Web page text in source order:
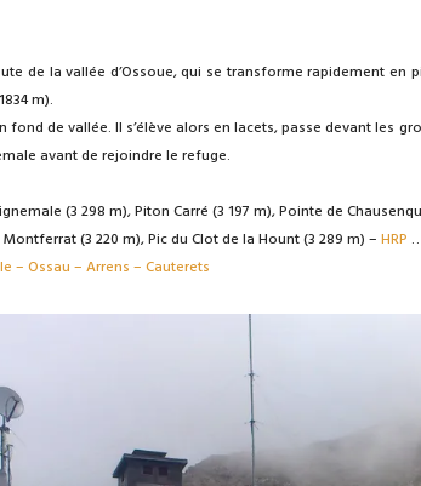
de la vallée d’Ossoue, qui se transforme rapidement en
m).
fond de vallée. Il s’élève alors en lacets, passe devant les
avant de rejoindre le refuge.
(3 298 m), Piton Carré (3 197 m), Pointe de
(3 220 m), Pic du Clot de la Hount (3 289 m) – HRP
– Ossau – Arrens – Cauterets